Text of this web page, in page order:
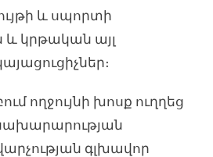
և սպորտի
կրթական այլ
ողջույնի խոսք ուղղեց
գլխավոր